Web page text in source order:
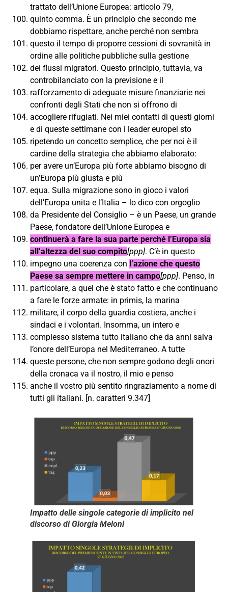
trattato dell’Unione Europea: articolo 79,
quinto comma. È un principio che secondo me
dobbiamo rispettare, anche perché non sembra
questo il tempo di proporre cessioni di sovranità in
ordine alle politiche pubbliche sulla gestione
dei flussi migratori. Questo principio, tuttavia, va
controbilanciato con la previsione e il
rafforzamento di adeguate misure finanziarie nei
confronti degli Stati che non si offrono di
accogliere rifugiati. Nei miei contatti di questi giorni
e di queste settimane con i leader europei sto
ripetendo un concetto semplice, che per noi è il
cardine della strategia che abbiamo elaborato:
per avere un’Europa più forte abbiamo bisogno di
un’Europa più giusta e più
equa. Sulla migrazione sono in gioco i valori
dell’Europa unita e l’Italia – lo dico con orgoglio
da Presidente del Consiglio – è un Paese, un grande
Paese, fondatore dell’Unione Europea e
continuerà a fare la sua parte perché l’Europa sia
all’altezza del suo compito[ppp]. C’è in questo
impegno una coerenza con l’azione che questo
Paese sa sempre mettere in campo[ppp]. Penso, in
particolare, a quel che è stato fatto e che continuano
a fare le forze armate: in primis, la marina
militare, il corpo della guardia costiera, anche i
sindaci e i volontari. Insomma, un intero e
complesso sistema tutto italiano che da anni salva
l’onore dell’Europa nel Mediterraneo. A tutte
queste persone, che non sempre godono degli onori
della cronaca va il nostro, il mio e penso
anche il vostro più sentito ringraziamento a nome di
tutti gli italiani. [n. caratteri 9.347]
Impatto delle singole categorie di implicito nel
discorso di Giorgia Meloni